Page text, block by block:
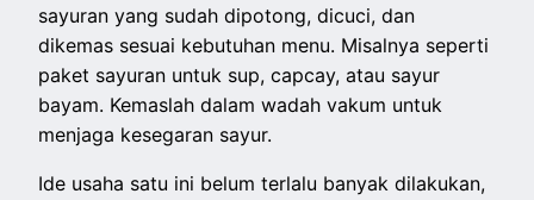
sayuran yang sudah dipotong, dicuci, dan
dikemas sesuai kebutuhan menu. Misalnya seperti
paket sayuran untuk sup, capcay, atau sayur
bayam. Kemaslah dalam wadah vakum untuk
menjaga kesegaran sayur.
Ide usaha satu ini belum terlalu banyak dilakukan,